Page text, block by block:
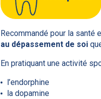
Recommandé pour la santé
au dépassement de soi
En pratiquant une activité
l’endorphine
la dopamine